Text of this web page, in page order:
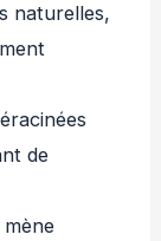
naturelles,
de